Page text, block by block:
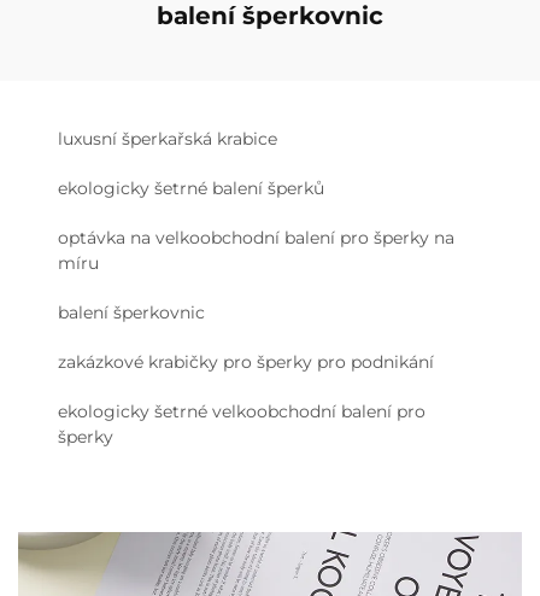
balení šperkovnic
luxusní šperkařská krabice
ekologicky šetrné balení šperků
optávka na velkoobchodní balení pro šperky na
míru
balení šperkovnic
zakázkové krabičky pro šperky pro podnikání
ekologicky šetrné velkoobchodní balení pro
šperky